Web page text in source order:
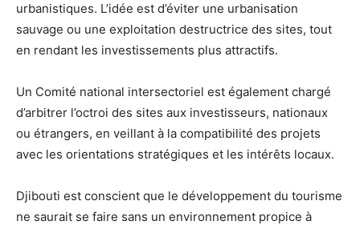
urbanistiques. L’idée est d’éviter une urbanisation
sauvage ou une exploitation destructrice des sites, tout
en rendant les investissements plus attractifs.
Un Comité national intersectoriel est également chargé
d’arbitrer l’octroi des sites aux investisseurs, nationaux
ou étrangers, en veillant à la compatibilité des projets
avec les orientations stratégiques et les intérêts locaux.
Djibouti est conscient que le développement du tourisme
ne saurait se faire sans un environnement propice à